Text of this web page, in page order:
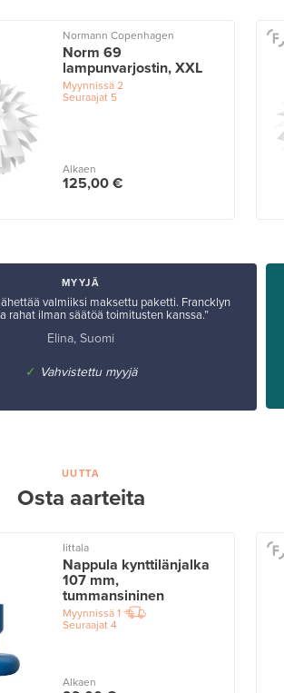
Normann Copenhagen
Norm 69
lampunvarjostin, XXL
Myynnissä2
Seuraajat5
Alkaen
125,00 €
MYYJÄ
valmiiksi maksettu paketti. Francklyn
rahat ilman säätöä toimitusten kanssa.”
Elina, Suomi
✓ Vahvistettu myyjä
UUTTA
Osta aarteita
Iittala
Nappula kynttilänjalka
107 mm,
tummansininen
Myynnissä1
Seuraajat4
Alkaen